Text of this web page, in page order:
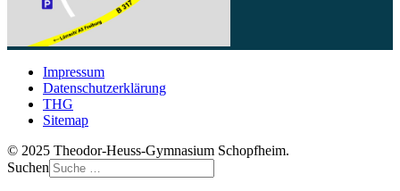
Impressum
Datenschutzerklärung
THG
Sitemap
© 2025 Theodor-Heuss-Gymnasium Schopfheim.
Suchen